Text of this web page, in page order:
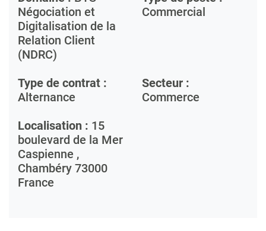
Négociation et
Digitalisation de la
Relation Client
(NDRC)
Commercial
Type de contrat :
Alternance
Secteur :
Commerce
Localisation : 15
boulevard de la Mer
Caspienne ,
Chambéry 73000
France